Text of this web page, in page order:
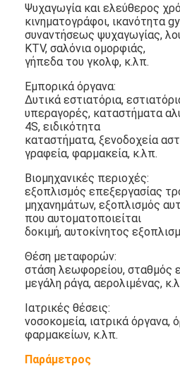
Επίδειξη παραθύρων LCD
Υπαίθρια επίδειξη LCD
Υπαίθριο Drive μέσω των
Αναγνώσιμη LCD επιτροπή
Υψηλό Tni LCD
Ανοικτή επιτροπή πλαισίων
Οπτικά συνδεμένο LCD
Ανοικτό όργανο ελέγχου
Εσωτερικός ψηφιακός
Ψυχαγωγία και ελεύθερος
κινηματογράφοι, ικανότητα
συναντήσεως ψυχαγωγίας,
KTV, σαλόνια ομορφιάς,
γήπεδα του γκολφ, κ.λπ.
Εμπορικά όργανα:
Δυτικά εστιατόρια,
υπεραγορές, καταστήματα
4S, ειδικότητα
καταστήματα, ξενοδοχεία
γραφεία, φαρμακεία, κ.λπ.
Βιομηχανικές περιοχές:
εξοπλισμός επεξεργασίας
μηχανημάτων, εξοπλισμός
που αυτοματοποιείται
δοκιμή, αυτοκίνητος
Θέση μεταφορών:
στάση λεωφορείου, σταθμός
μεγάλη ράγα, αερολιμένας,
Ιατρικές θέσεις:
νοσοκομεία, ιατρικά όργανα,
φαρμακείων, κ.λπ.
Παράμετρος